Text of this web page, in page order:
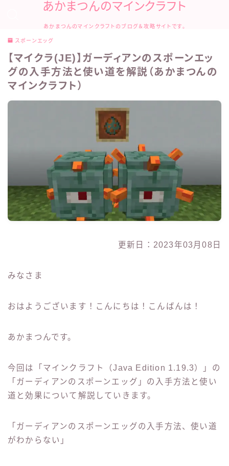
あかまつんのマインクラフト
あかまつんのマインクラフトのブログ＆攻略サイトです。
スポーンエッグ
【マイクラ(JE)】ガーディアンのスポーンエッ
グの入手方法と使い道を解説（あかまつんの
マインクラフト）
更新日：2023年03月08日
みなさま
おはようございます！こんにちは！こんばんは！
あかまつんです。
今回は「マインクラフト（Java Edition 1.19.3）」の
「ガーディアンのスポーンエッグ」の入手方法と使い
道と効果について解説していきます。
「ガーディアンのスポーンエッグの入手方法、使い道
がわからない」